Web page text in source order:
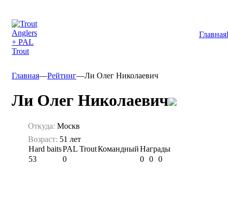
Главная
Главная—Рейтинг—Ли Олег Николаевич
Ли Олег Николаевич
Откуда: Москв
Возраст: 51 лет
Hard baitsPAL TroutКомандныйНаграды
53
0 0 0 0